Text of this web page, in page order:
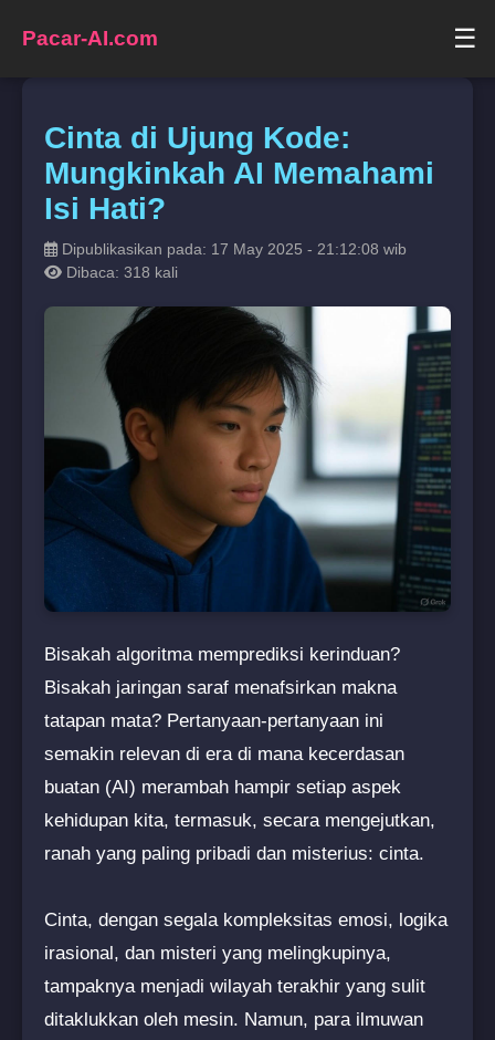
Pacar-AI.com ☰
Cinta di Ujung Kode:
Mungkinkah AI Memahami
Isi Hati?
Dipublikasikan pada: 17 May 2025 - 21:12:08 wib
Dibaca: 318 kali
Bisakah algoritma memprediksi kerinduan?
Bisakah jaringan saraf menafsirkan makna
tatapan mata? Pertanyaan-pertanyaan ini
semakin relevan di era di mana kecerdasan
buatan (AI) merambah hampir setiap aspek
kehidupan kita, termasuk, secara mengejutkan,
ranah yang paling pribadi dan misterius: cinta.
Cinta, dengan segala kompleksitas emosi, logika
irasional, dan misteri yang melingkupinya,
tampaknya menjadi wilayah terakhir yang sulit
ditaklukkan oleh mesin. Namun, para ilmuwan